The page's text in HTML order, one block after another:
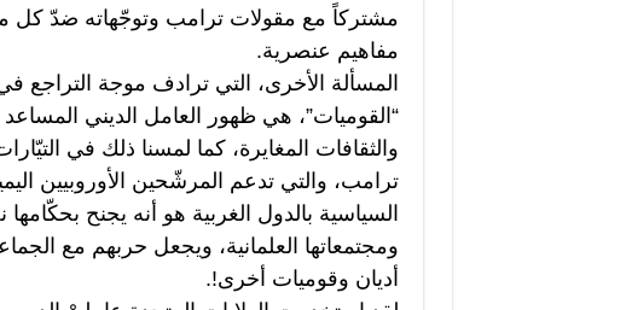
مشتركاً مع مقولات ترامب وتوجّهاته ضدّ كل
مفاهيم عنصرية.
المسألة الأخرى، التي ترادف موجة التراجع
“القوميات”، هي ظهور العامل الديني
والثقافات المغايرة، كما لمسنا ذلك في
ترامب، والتي تدعم المرشّحين الأوروبيين
السياسية بالدول الغربية هو أنه يجنح
ومجتمعاتها العلمانية، ويجعل حربهم مع
أديان وقوميات أخرى!.